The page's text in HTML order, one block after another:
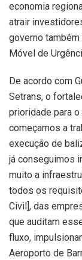
economia
atrair
governo
Móvel de
De acordo com
Setrans, o
prioridade para
começamos a
execução de
já conseguimos
muito a
todos os
Civil], das
que auditam
fluxo,
Aeroporto de